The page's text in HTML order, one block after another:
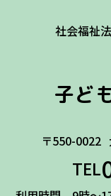
社会福祉
子ど
〒550-0022
TEL